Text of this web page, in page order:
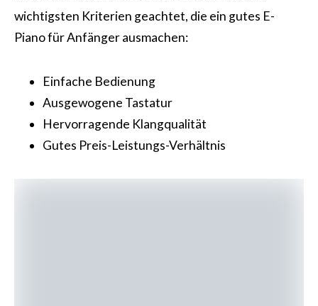
wichtigsten Kriterien geachtet, die ein gutes E-
Piano für Anfänger ausmachen:
Einfache Bedienung
Ausgewogene Tastatur
Hervorragende Klangqualität
Gutes Preis-Leistungs-Verhältnis